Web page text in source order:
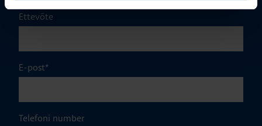
Ettevõte
E-post*
Telefoni number